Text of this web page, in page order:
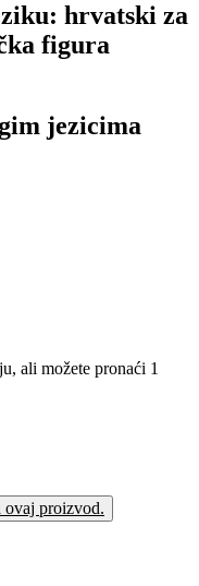
hrvatski za
figura
jezicima
ali možete pronaći 1
ovaj proizvod.